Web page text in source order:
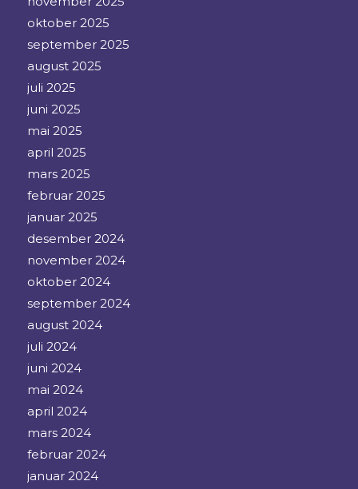
oktober 2025
september 2025
august 2025
juli 2025
juni 2025
mai 2025
april 2025
mars 2025
februar 2025
januar 2025
desember 2024
november 2024
oktober 2024
september 2024
august 2024
juli 2024
juni 2024
mai 2024
april 2024
mars 2024
februar 2024
januar 2024